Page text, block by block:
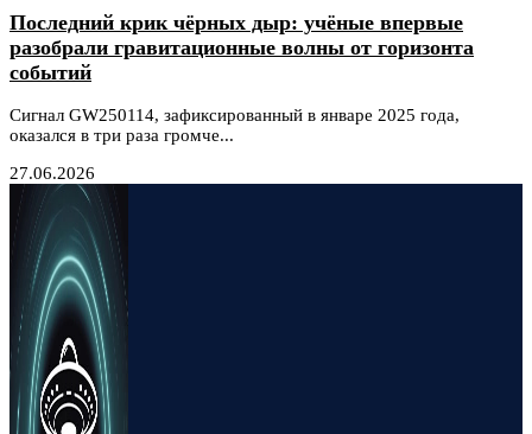
Последний крик чёрных дыр: учёные впервые
разобрали гравитационные волны от горизонта
событий
Сигнал GW250114, зафиксированный в январе 2025 года,
оказался в три раза громче...
27.06.2026